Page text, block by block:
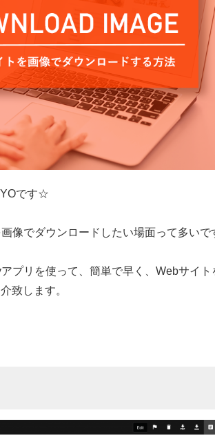
です☆
像でダウンロードしたい場面って多いで
プリを使って、簡単で早く、Webサイト
致します。